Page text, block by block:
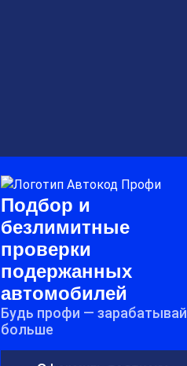
Подбор и
безлимитные
проверки
подержанных
автомобилей
Будь профи — зарабатывай
больше